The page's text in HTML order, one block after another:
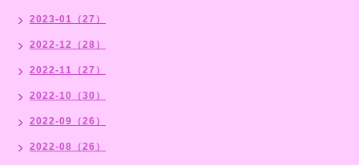
2023-01（27）
2022-12（28）
2022-11（27）
2022-10（30）
2022-09（26）
2022-08（26）